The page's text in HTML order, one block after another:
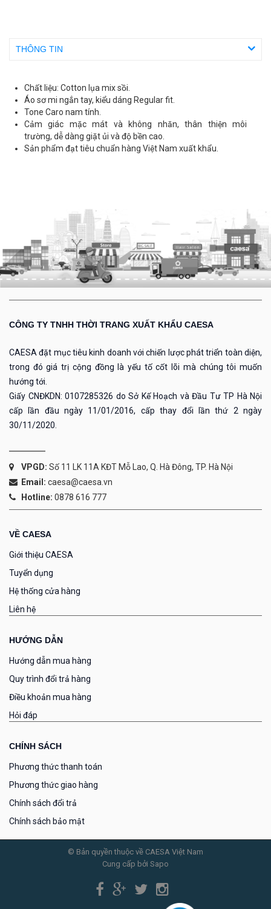
THÔNG TIN
Chất liệu: Cotton lụa mix sồi.
Áo sơ mi ngắn tay, kiểu dáng Regular fit.
Tone Caro nam tính.
Cảm giác mặc mát và không nhăn, thân thiện môi
trường, dễ dàng giặt ủi và độ bền cao.
Sản phẩm đạt tiêu chuẩn hàng Việt Nam xuất khẩu.
CÔNG TY TNHH THỜI TRANG XUẤT KHẨU CAESA
CAESA đặt mục tiêu kinh doanh với chiến lược phát triển toàn diện,
trong đó giá trị cộng đồng là yếu tố cốt lõi mà chúng tôi muốn
hướng tới.
Giấy CNĐKDN: 0107285326 do Sở Kế Hoạch và Đầu Tư TP Hà Nội
cấp lần đầu ngày 11/01/2016, cấp thay đổi lần thứ 2 ngày
30/11/2020.
VPGD: Số 11 LK 11A KĐT Mỗ Lao, Q. Hà Đông, TP. Hà Nội
Email: caesa@caesa.vn
Hotline: 0878 616 777
VỀ CAESA
Giới thiệu CAESA
Tuyển dụng
Hệ thống cửa hàng
Liên hệ
HƯỚNG DẪN
Hướng dẫn mua hàng
Quy trình đổi trả hàng
Điều khoản mua hàng
Hỏi đáp
CHÍNH SÁCH
Phương thức thanh toán
Phương thức giao hàng
Chính sách đổi trả
Chính sách bảo mật
© Bản quyền thuộc về CAESA Việt Nam
Cung cấp bởi Sapo